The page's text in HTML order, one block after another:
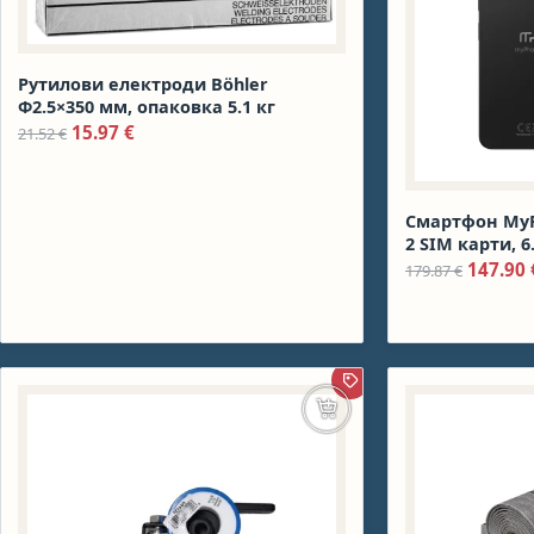
Рутилови електроди Böhler
Ф2.5×350 мм, опаковка 5.1 кг
21.52€ Original price was: 21.52 €.
15.97 €Текущата цена е: 15.97 €.
Смартфон
2 SIM карти,
дисплей,
179.87€ 147.90
ПРОМОЦИЯ
Добавяне в количката